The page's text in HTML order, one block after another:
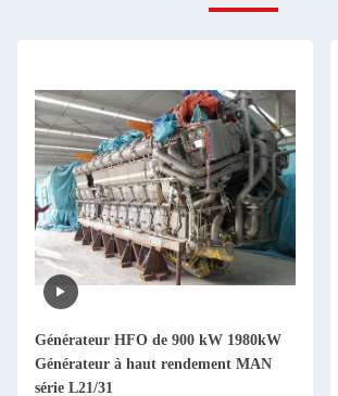
Générateur HFO de 900 kW 1980kW
Générateur à haut rendement MAN
série L21/31